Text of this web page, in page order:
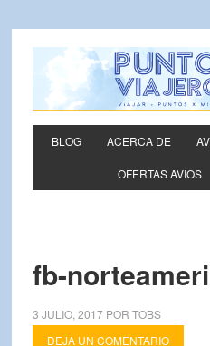
BLOG ACERCA DE
OFERTAS AVIOS
fb-
3 JULIO, 2017POR TOBS
DEJA UN COMENTARIO